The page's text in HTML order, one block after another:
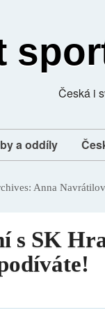
Česká i
a oddíly
Anna
s SK